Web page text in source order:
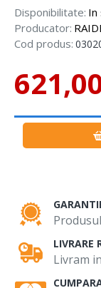
Disponibilitate: In
Producator:
Cod produs:
LIVRARE
Livram